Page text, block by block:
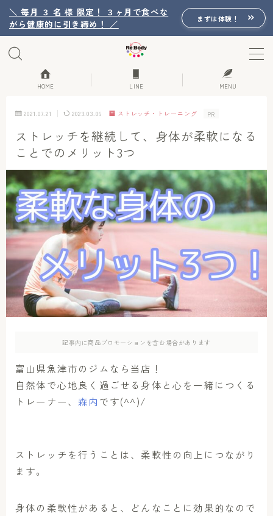
＼ 毎月 ３ 名 様 限定！ ３ヶ月で食べな
がら健康的に引き締め！ ／
まずは体験！
MENU
Re:Bodyの想い
Re:Bodyのセッション
初回体験詳細
Re:Bodyのメニュー
記事カテゴリー一覧
プロフィール
アクセス
HOME LINE MENU
2021.07.21 2023.03.06 ストレッチ・トレーニング PR
ストレッチを継続して、身体が柔軟になる
ことでのメリット3つ
記事内に商品プロモーションを含む場合があります
富山県魚津市のジムなら当店！
自然体で心地良く過ごせる身体と心を一緒につくる
トレーナー、 森内 です(^^)/
ストレッチを行うことは、柔軟性の向上につながり
ます。
身体の柔軟性があると、どんなことに効果的なので